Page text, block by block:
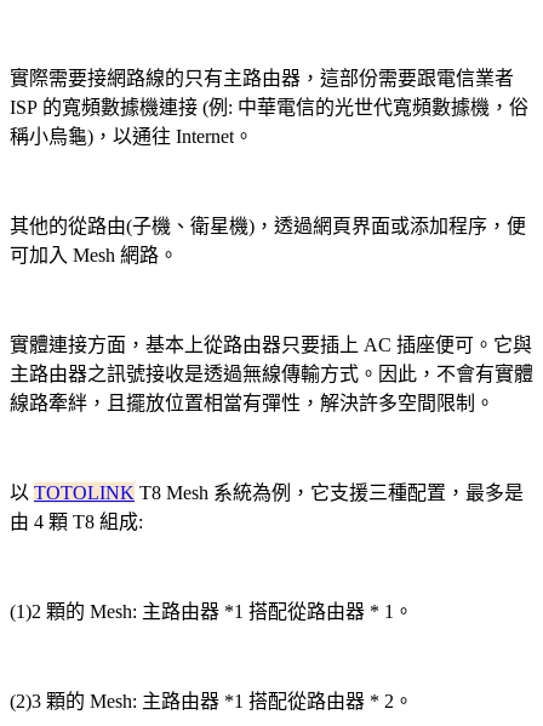
實際需要接網路線的只有主路由器，這部份需要跟電信業者
ISP 的寬頻數據機連接 (例: 中華電信的光世代寬頻數據機，俗
稱小烏龜) ，以通往 Internet 。
其他的從路由(子機、衛星機)，透過網頁界面或添加程序，便
可加入 Mesh 網路。
實體連接方面，基本上從路由器只要插上 AC 插座便可 。 它與
主路由器之訊號接收是透過無線傳輸方式 。因此，不會有實體
線路牽絆，且擺放位置相當有彈性，解決許多空間限制 。
以 TOTOLINK T8 Mesh 系統為例，它支援三種配置，最多是
由 4 顆 T8 組成:
(1)2 顆的 Mesh: 主路由器 *1 搭配從路由器 * 1 。
(2)3 顆的 Mesh: 主路由器 *1 搭配從路由器 * 2 。